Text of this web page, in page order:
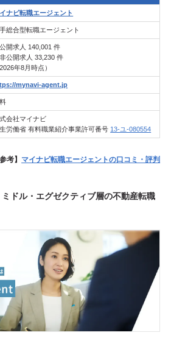
ナビ転職エージェント
総合型転職エージェント
公開求人 140,001 件
非公開求人 33,230 件
2026年8月時点）
mynavi-agent.jp
会社マイナビ
労働省 有料職業紹介事業許可番号 13-ユ-080554
参考】 マイナビ転職エージェントの口コミ・評判
ドル・エグゼクティブ層の不動産転職